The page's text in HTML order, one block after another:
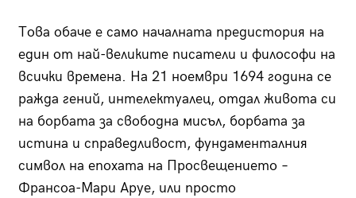
Това обаче е само началната предистория на
един от най-великите писатели и философи на
всички времена. На 21 ноември 1694 година се
ражда гений, интелектуалец, отдал живота си
на борбата за свободна мисъл, борбата за
истина и справедливост, фундаменталния
символ на епохата на Просвещението –
Франсоа-Мари Аруе, или просто